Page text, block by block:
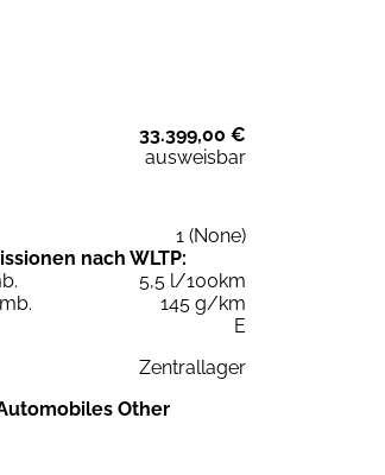
33.399,00 €
ausweisbar
1 (None)
nach WLTP:
5,5 l/100km
145 g/km
E
Zentrallager
Other